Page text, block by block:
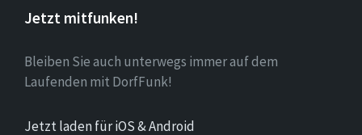
Jetzt mitfunken!
Bleiben Sie auch unterwegs immer auf dem
Laufenden mit DorfFunk!
Jetzt laden für iOS & Android